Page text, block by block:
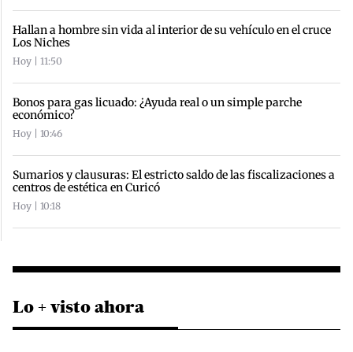
Hallan a hombre sin vida al interior de su vehículo en el cruce
Los Niches
Hoy | 11:50
Bonos para gas licuado: ¿Ayuda real o un simple parche
económico?
Hoy | 10:46
Sumarios y clausuras: El estricto saldo de las fiscalizaciones a
centros de estética en Curicó
Hoy | 10:18
Lo + visto ahora